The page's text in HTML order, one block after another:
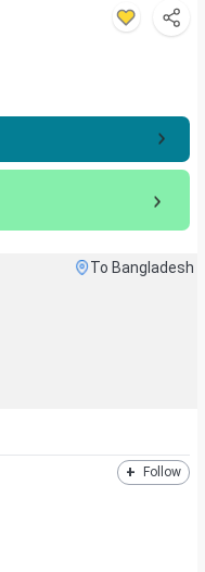
To Bangladesh
+ Follow